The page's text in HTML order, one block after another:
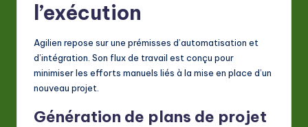
ti
l’exécution
Agilien repose sur une prémisses d’automatisation et
d’intégration. Son flux de travail est conçu pour
minimiser les efforts manuels liés à la mise en place d’un
nouveau projet.
Génération de plans de projet